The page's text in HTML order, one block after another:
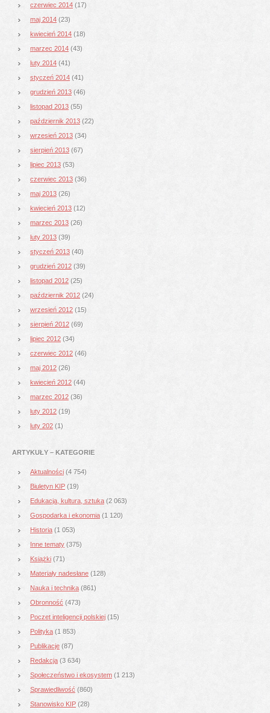
czerwiec 2014 (17)
maj 2014 (23)
kwiecień 2014 (18)
marzec 2014 (43)
luty 2014 (41)
styczeń 2014 (41)
grudzień 2013 (46)
listopad 2013 (55)
październik 2013 (22)
wrzesień 2013 (34)
sierpień 2013 (67)
lipiec 2013 (53)
czerwiec 2013 (36)
maj 2013 (26)
kwiecień 2013 (12)
marzec 2013 (26)
luty 2013 (39)
styczeń 2013 (40)
grudzień 2012 (39)
listopad 2012 (25)
październik 2012 (24)
wrzesień 2012 (15)
sierpień 2012 (69)
lipiec 2012 (34)
czerwiec 2012 (46)
maj 2012 (26)
kwiecień 2012 (44)
marzec 2012 (36)
luty 2012 (19)
luty 202 (1)
ARTYKUŁY – KATEGORIE
Aktualności (4 754)
Biuletyn KIP (19)
Edukacja, kultura, sztuka (2 063)
Gospodarka i ekonomia (1 120)
Historia (1 053)
Inne tematy (375)
Książki (71)
Materiały nadesłane (128)
Nauka i technika (861)
Obronność (473)
Poczet inteligencji polskiej (15)
Polityka (1 853)
Publikacje (87)
Redakcja (3 634)
Społeczeństwo i ekosystem (1 213)
Sprawiedliwość (860)
Stanowisko KIP (28)